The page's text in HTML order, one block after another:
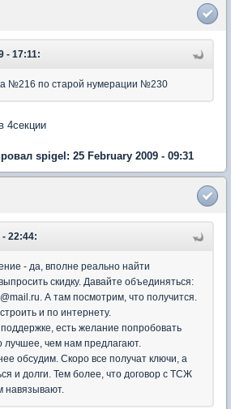
- 17:11:
№216 по старой нумерации №230
4секции
spigel: 25 February 2009 - 09:31
- 22:44:
- да, вполне реально найти
скидку. Давайте объединяться:
А там посмотрим, что получится.
и по интернету.
есть желание попробовать
лучшее, чем нам предлагают.
обсудим. Скоро все получат ключи, а
и долги. Тем более, что договор с ТСЖ
навязывают.